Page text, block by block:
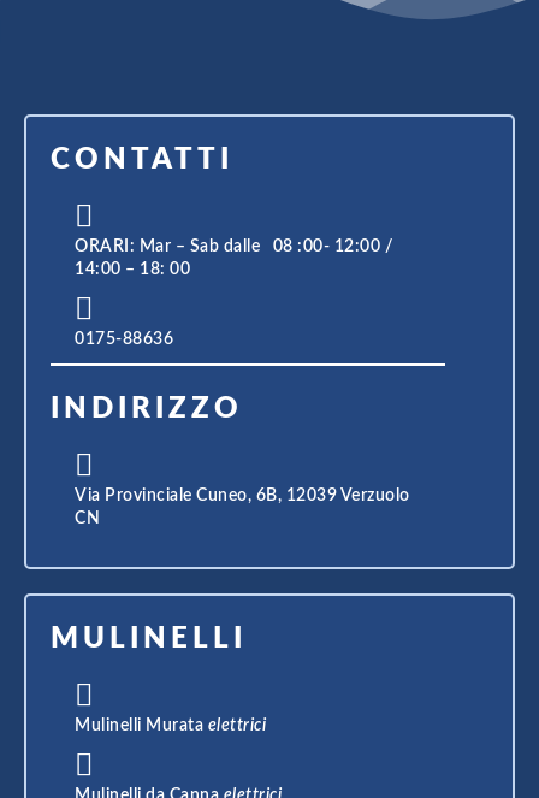
CONTATTI
ORARI: Mar – Sab dalle 08 :00- 12:00 /
14:00 – 18: 00
0175-88636
INDIRIZZO
Via Provinciale Cuneo, 6B, 12039 Verzuolo
CN
MULINELLI
Mulinelli Murata elettrici